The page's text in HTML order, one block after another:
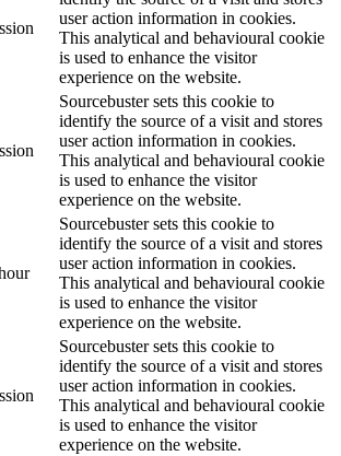
user action information in cookies.
This analytical and behavioural cookie
is used to enhance the visitor
experience on the website.
Sourcebuster sets this cookie to
identify the source of a visit and stores
user action information in cookies.
This analytical and behavioural cookie
is used to enhance the visitor
experience on the website.
Sourcebuster sets this cookie to
identify the source of a visit and stores
user action information in cookies.
This analytical and behavioural cookie
is used to enhance the visitor
experience on the website.
Sourcebuster sets this cookie to
identify the source of a visit and stores
user action information in cookies.
This analytical and behavioural cookie
is used to enhance the visitor
experience on the website.